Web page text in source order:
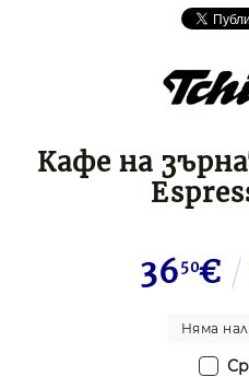
Кафе на
3650€
Няма